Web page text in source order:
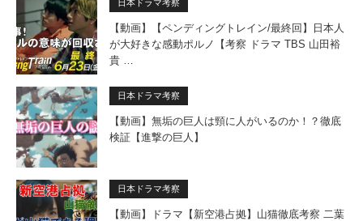
日本ドラマ考察
【動画】【ペンディングトレイン/最終回】日本人
が大好きな感動ポルノ【考察 ドラマ TBS 山田裕
貴 …
日本ドラマ考察
【動画】無垢の巨人は頸に人がいるのか！？徹底
検証【進撃の巨人】
日本ドラマ考察
【動画】ドラマ【新空港占拠】山猫徹底考察 二葉